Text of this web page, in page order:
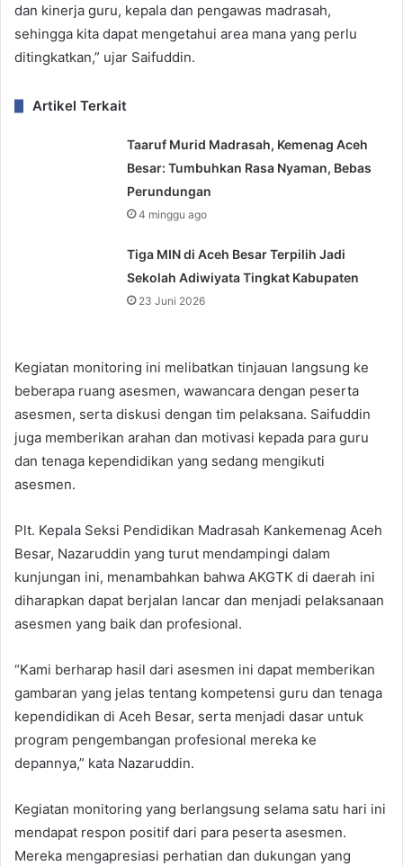
dan kinerja guru, kepala dan pengawas madrasah,
sehingga kita dapat mengetahui area mana yang perlu
ditingkatkan,” ujar Saifuddin.
Artikel Terkait
Taaruf Murid Madrasah, Kemenag Aceh
Besar: Tumbuhkan Rasa Nyaman, Bebas
Perundungan
4 minggu ago
Tiga MIN di Aceh Besar Terpilih Jadi
Sekolah Adiwiyata Tingkat Kabupaten
23 Juni 2026
Kegiatan monitoring ini melibatkan tinjauan langsung ke
beberapa ruang asesmen, wawancara dengan peserta
asesmen, serta diskusi dengan tim pelaksana. Saifuddin
juga memberikan arahan dan motivasi kepada para guru
dan tenaga kependidikan yang sedang mengikuti
asesmen.
Plt. Kepala Seksi Pendidikan Madrasah Kankemenag Aceh
Besar, Nazaruddin yang turut mendampingi dalam
kunjungan ini, menambahkan bahwa AKGTK di daerah ini
diharapkan dapat berjalan lancar dan menjadi pelaksanaan
asesmen yang baik dan profesional.
“Kami berharap hasil dari asesmen ini dapat memberikan
gambaran yang jelas tentang kompetensi guru dan tenaga
kependidikan di Aceh Besar, serta menjadi dasar untuk
program pengembangan profesional mereka ke
depannya,” kata Nazaruddin.
Kegiatan monitoring yang berlangsung selama satu hari ini
mendapat respon positif dari para peserta asesmen.
Mereka mengapresiasi perhatian dan dukungan yang